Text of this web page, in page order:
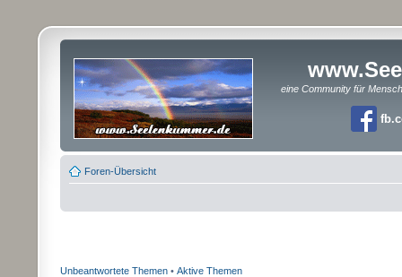
eine Community für
Foren-Übersicht
Unbeantwortete Themen • Aktive Themen